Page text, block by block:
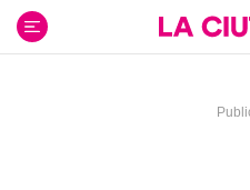
contenido